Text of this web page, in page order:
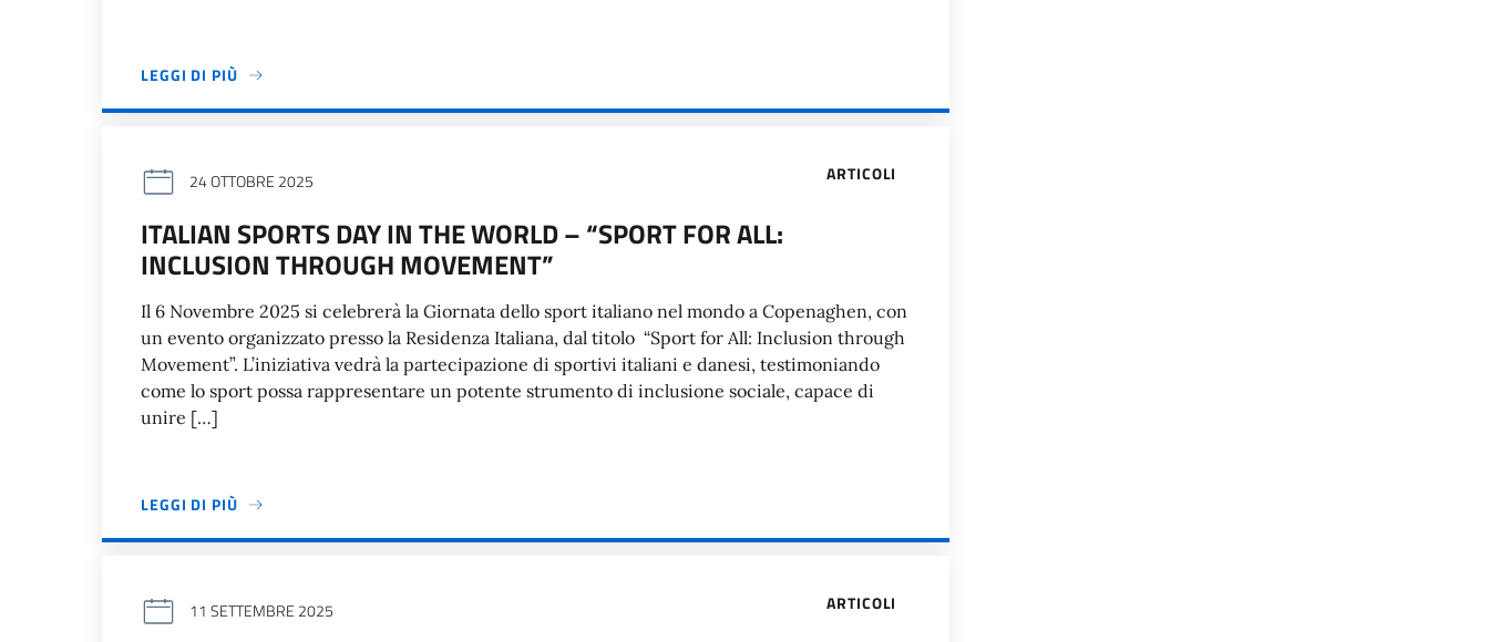
LEGGI DI PIÙ
ARTICOLI
24 OTTOBRE 2025
ITALIAN SPORTS DAY IN THE WORLD – “SPORT FOR ALL:
INCLUSION THROUGH MOVEMENT”
Il 6 Novembre 2025 si celebrerà la Giornata dello sport italiano nel mondo a Copenaghen, con
un evento organizzato presso la Residenza Italiana, dal titolo “Sport for All: Inclusion through
Movement”. L’iniziativa vedrà la partecipazione di sportivi italiani e danesi, testimoniando
come lo sport possa rappresentare un potente strumento di inclusione sociale, capace di
unire […]
LEGGI DI PIÙ
ARTICOLI
11 SETTEMBRE 2025